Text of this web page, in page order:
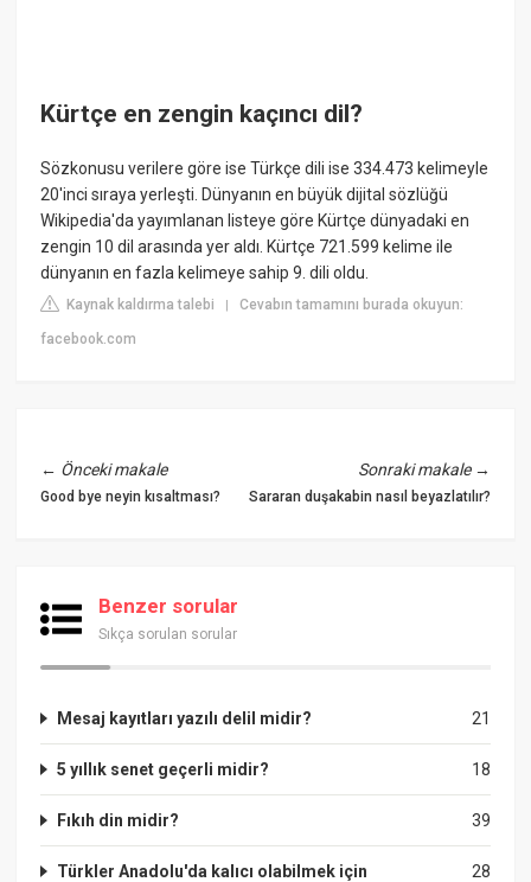
Kürtçe en zengin kaçıncı dil?
Sözkonusu verilere göre ise Türkçe dili ise 334.473 kelimeyle
20'inci sıraya yerleşti. Dünyanın en büyük dijital sözlüğü
Wikipedia'da yayımlanan listeye göre Kürtçe dünyadaki en
zengin 10 dil arasında yer aldı. Kürtçe 721.599 kelime ile
dünyanın en fazla kelimeye sahip 9. dili oldu.
Kaynak kaldırma talebi |Cevabın tamamını burada okuyun:
facebook.com
← Önceki makale
Good bye neyin kısaltması?
Sonraki makale→
Sararan duşakabin nasıl beyazlatılır?
Benzer sorular
Sıkça sorulan sorular
21
Mesaj kayıtları yazılı delil midir?
18
5 yıllık senet geçerli midir?
39
Fıkıh din midir?
28
Türkler Anadolu'da kalıcı olabilmek için